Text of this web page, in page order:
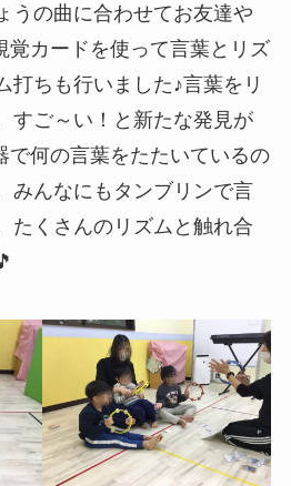
うの曲に合わせてお友達や
覚カードを使って言葉とリズ
打ちも行いました♪言葉をリ
すご～い！と新たな発見が
で何の言葉をたたいているの
みんなにもタンブリンで言
たくさんのリズムと触れ合